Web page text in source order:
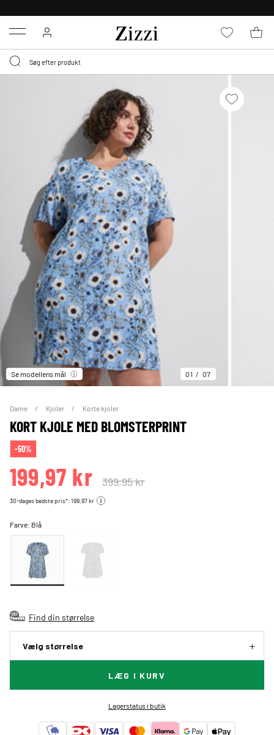
Menu
Se modellens mål 01 07
Dame Kjoler Korte kjoler
KORT KJOLE MED BLOMSTERPRINT
-50%
199,97 kr 399,95 kr
30-dages bedste pris*: 199,97 kr
Farve: Blå
Find din størrelse
Vælg størrelse
LÆG I KURV
Lagerstatus i butik